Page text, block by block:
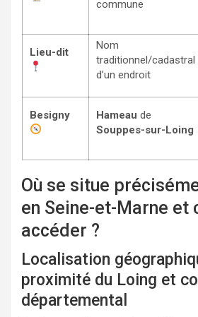
commune
Lieu-dit
Nom
traditionnel/cadastral
d’un endroit
Besigny Hameau de
Souppes-sur-Loing
Où se situe
en Seine-et-Marne et
accéder ?
Localisation
proximité du Loing et
départemental